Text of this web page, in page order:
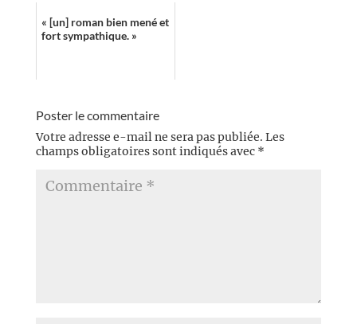
« [un] roman bien mené et
fort sympathique. »
Poster le commentaire
Votre adresse e-mail ne sera pas publiée. Les
champs obligatoires sont indiqués avec *